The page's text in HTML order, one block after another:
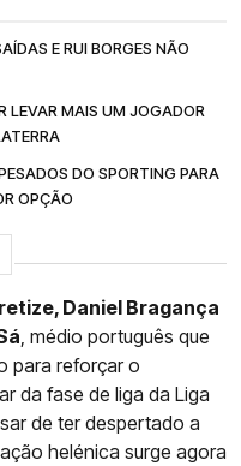
E RUI BORGES NÃO
LEVAR MAIS UM JOGADOR
DO SPORTING PARA
OPÇÃO
Daniel Bragança
, médio português que
para reforçar o
da fase de liga da Liga
de ter despertado a
helénica surge agora